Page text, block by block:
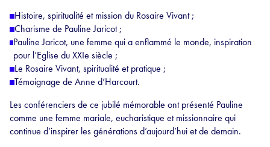
Histoire, spiritualité et mission du Rosaire Vivant ;
Charisme de Pauline Jaricot ;
Pauline Jaricot, une femme qui a enflammé le monde, inspiration
pour l’Eglise du XXIe siècle ;
Le Rosaire Vivant, spiritualité et pratique ;
Témoignage de Anne d’Harcourt.
Les conférenciers de ce jubilé mémorable ont présenté Pauline
comme une femme mariale, eucharistique et missionnaire qui
continue d’inspirer les générations d’aujourd’hui et de demain.